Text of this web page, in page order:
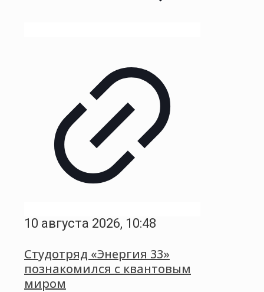
10 августа 2026, 10:48
Студотряд «Энергия 33»
познакомился с квантовым
миром